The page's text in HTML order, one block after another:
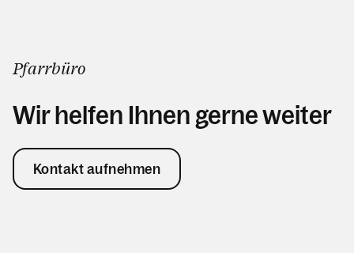
Pfarrbüro
Wir helfen Ihnen gerne weiter
Kontakt aufnehmen